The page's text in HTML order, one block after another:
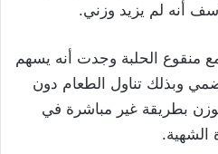
أنه لم يزيد وزني.
منقوع الحلبة وجدت أنه يسهم
وبذلك تناول الطعام دون
بطريقة غير مباشرة في
الشهية.